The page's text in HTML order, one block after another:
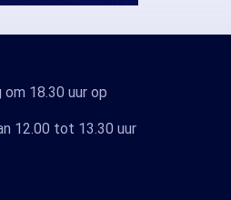
18.30 uur op
12.00 tot 13.30 uur